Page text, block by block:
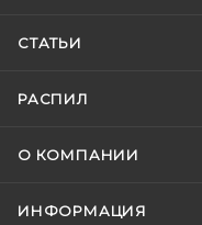
СТАТЬИ
РАСПИЛ
О КОМПАНИИ
ИНФОРМАЦИЯ